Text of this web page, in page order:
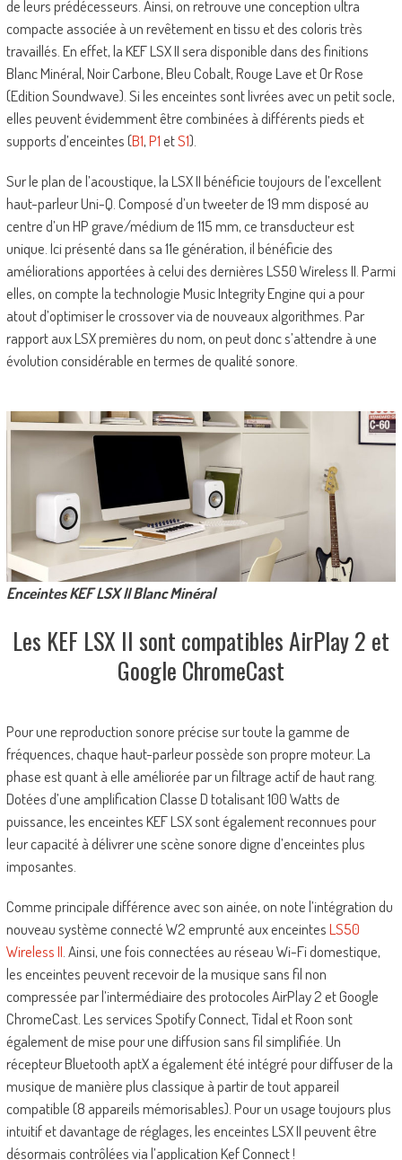
de leurs prédécesseurs. Ainsi, on retrouve une conception ultra
compacte associée à un revêtement en tissu et des coloris très
travaillés. En effet, la KEF LSX II sera disponible dans des finitions
Blanc Minéral, Noir Carbone, Bleu Cobalt, Rouge Lave et Or Rose
(Edition Soundwave). Si les enceintes sont livrées avec un petit socle,
elles peuvent évidemment être combinées à différents pieds et
supports d’enceintes (B1,P1etS1).
Sur le plan de l’acoustique, la LSX II bénéficie toujours de l’excellent
haut-parleur Uni-Q. Composé d’un tweeter de 19 mm disposé au
centre d’un HP grave/médium de 115 mm, ce transducteur est
unique. Ici présenté dans sa 11e génération, il bénéficie des
améliorations apportées à celui des dernières LS50 Wireless II. Parmi
elles, on compte la technologie Music Integrity Engine qui a pour
atout d’optimiser le crossover via de nouveaux algorithmes. Par
rapport aux LSX premières du nom, on peut donc s’attendre à une
évolution considérable en termes de qualité sonore.
Enceintes KEF LSX II Blanc Minéral
Les KEF LSX II sont compatibles AirPlay 2 et
Google ChromeCast
Pour une reproduction sonore précise sur toute la gamme de
fréquences, chaque haut-parleur possède son propre moteur. La
phase est quant à elle améliorée par un filtrage actif de haut rang.
Dotées d’une amplification Classe D totalisant 100 Watts de
puissance, les enceintes KEF LSX sont également reconnues pour
leur capacité à délivrer une scène sonore digne d’enceintes plus
imposantes.
Comme principale différence avec son ainée, on note l’intégration du
nouveau système connecté W2 emprunté aux enceintesLS50
Wireless II . Ainsi, une fois connectées au réseau Wi-Fi domestique,
les enceintes peuvent recevoir de la musique sans fil non
compressée par l’intermédiaire des protocoles AirPlay 2 et Google
ChromeCast. Les services Spotify Connect, Tidal et Roon sont
également de mise pour une diffusion sans fil simplifiée. Un
récepteur Bluetooth aptX a également été intégré pour diffuser de la
musique de manière plus classique à partir de tout appareil
compatible (8 appareils mémorisables). Pour un usage toujours plus
intuitif et davantage de réglages, les enceintes LSX II peuvent être
désormais contrôlées via l’application Kef Connect !